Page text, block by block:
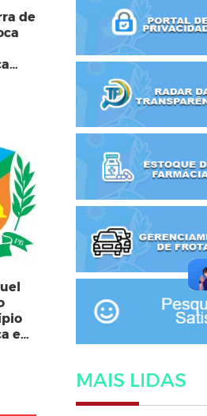
de
e
MAIS LIDAS